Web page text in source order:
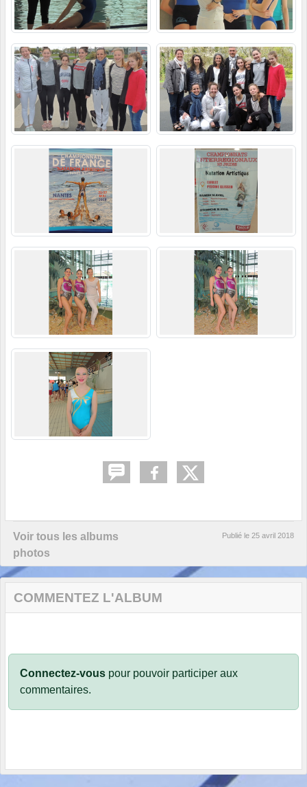
Voir tous les albums
photos
Publié le 25 avril 2018
COMMENTEZ L'ALBUM
Connectez-vous pour pouvoir participer aux
commentaires.